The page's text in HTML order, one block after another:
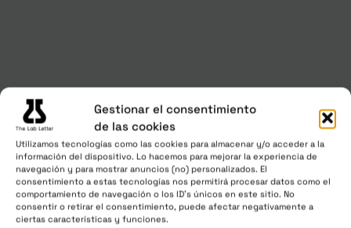
Gestionar el consentimiento
de las cookies
Utilizamos tecnologías como las cookies para almacenar y/o acceder a la
información del dispositivo. Lo hacemos para mejorar la experiencia de
navegación y para mostrar anuncios (no) personalizados. El
consentimiento a estas tecnologías nos permitirá procesar datos como el
comportamiento de navegación o los ID's únicos en este sitio. No
consentir o retirar el consentimiento, puede afectar negativamente a
ciertas características y funciones.